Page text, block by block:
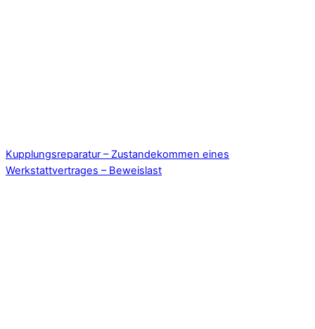
Kupplungsreparatur – Zustandekommen eines
Werkstattvertrages – Beweislast